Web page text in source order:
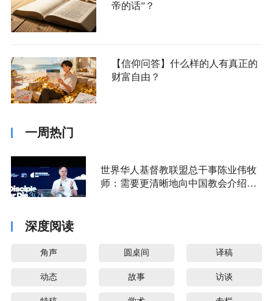
帝的话”？
【信仰问答】什么样的人有真正的
财富自由？
一周热门
世界华人基督教联盟总干事陈业伟牧
师：需要更清晰地向中国教会介绍福
深度阅读
角声 圆桌间 译稿
动态 故事 访谈